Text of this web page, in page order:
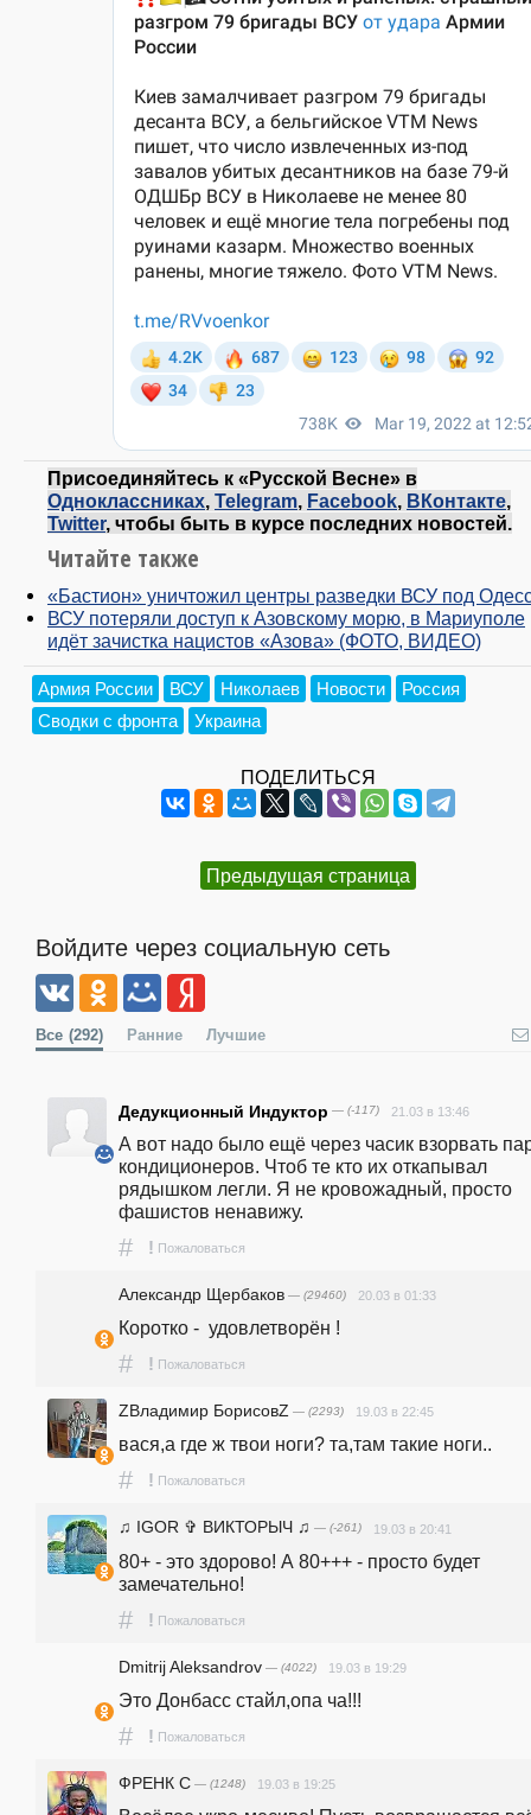
Присоединяйтесь к «Русской Весне» в
Одноклассниках, Telegram, Facebook, ВКонтакте,
Twitter, чтобы быть в курсе последних новостей.
Читайте также
«Бастион» уничтожил центры разведки ВСУ под
ВСУ потеряли доступ к Азовскому морю, в Мариуполе
идёт зачистка нацистов «Азова» (ФОТО, ВИДЕО)
Армия России ВСУ Николаев Новости
Россия
Сводки с фронта
Украина
ПОДЕЛИТЬСЯ
Предыдущая страница
Войдите через социальную сеть
Все (292) Ранние Лучшие
Дедукционный Индуктор — (-117) 21.03 в 13:46
А вот надо было ещё через часик взорвать
кондиционеров. Чтоб те кто их откапывал
рядышком легли. Я не кровожадный, просто
фашистов ненавижу.
# ! Пожаловаться
Александр Щербаков — (29460) 20.03 в 01:33
Коротко -  удовлетворён !
# ! Пожаловаться
ZВладимир БорисовZ — (2293) 19.03 в 22:45
вася,а где ж твои ноги? та,там такие ноги..
# ! Пожаловаться
♫ IGOR ✞ ВИКТОРЫЧ ♫ — (-261) 19.03 в 20:41
80+ - это здорово! А 80+++ - просто будет
замечательно!
# ! Пожаловаться
Dmitrij Aleksandrov — (4022) 19.03 в 19:29
Это Донбасс стайл,опа ча!!!
# ! Пожаловаться
ФРЕНК С — (1248) 19.03 в 19:25